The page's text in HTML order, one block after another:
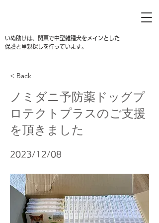
いぬ助けは、関東で中型雑種犬をメインとした
保護と里親探しを行っています。
< Back
ノミダニ予防薬ドッグプ
ロテクトプラスのご支援
を頂きました
2023/12/08